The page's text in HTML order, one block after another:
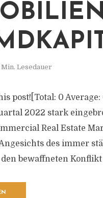
Min. Lesedauer
post![Total: 0
2022 stark
Real Estate
des immer
bewaffneten